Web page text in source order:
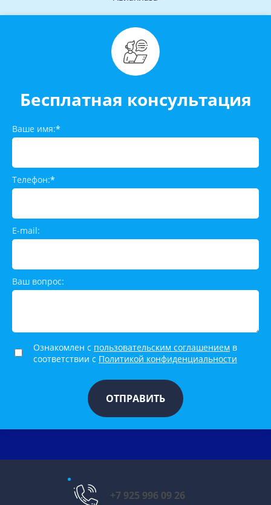
Бесплатная консультация
Ваше имя:*
Телефон:*
E-mail:
Ваш вопрос:
Ознакомлен с пользовательским соглашением в
соответствии с Политикой конфиденциальности
ОТПРАВИТЬ
+7 925 996 09 26